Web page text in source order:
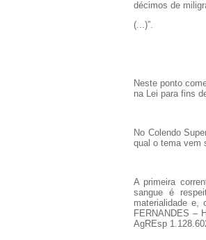
décimos de
(...)”.
Neste ponto
na Lei para fins
No Colendo
qual o tema vem
A primeira
sangue é
materialidade e,
FERNANDES –
AgREsp